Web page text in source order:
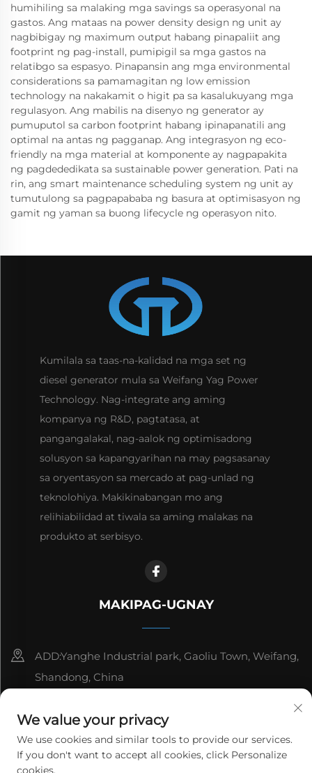
humihiling sa malaking mga savings sa operasyonal na
gastos. Ang mataas na power density design ng unit ay
nagbibigay ng maximum output habang pinapaliit ang
footprint ng pag-install, pumipigil sa mga gastos na
relatibgo sa espasyo. Pinapansin ang mga environmental
considerations sa pamamagitan ng low emission
technology na nakakamit o higit pa sa kasalukuyang mga
regulasyon. Ang mabilis na disenyo ng generator ay
pumuputol sa carbon footprint habang ipinapanatili ang
optimal na antas ng pagganap. Ang integrasyon ng eco-
friendly na mga material at komponente ay nagpapakita
ng pagdededikata sa sustainable power generation. Pati na
rin, ang smart maintenance scheduling system ng unit ay
tumutulong sa pagpapababa ng basura at optimisasyon ng
gamit ng yaman sa buong lifecycle ng operasyon nito.
Kumilala sa taas-na-kalidad na mga set ng
diesel generator mula sa Weifang Yag Power
Technology. Nag-integrate ang aming
kompanya ng R&D, pagtatasa, at
pangangalakal, nag-aalok ng optimisadong
solusyon sa kapangyarihan na may pagsasanay
sa oryentasyon sa mercado at pag-unlad ng
teknolohiya. Makikinabangan mo ang
relihiabilidad at tiwala sa aming malakas na
produkto at serbisyo.
MAKIPAG-UGNAY
ADD:Yanghe Industrial park, Gaoliu Town, Weifang,
Shandong, China
[email protected]
We value your privacy
We use cookies and similar tools to provide our services.
If you don't want to accept all cookies, click Personalize
cookies.